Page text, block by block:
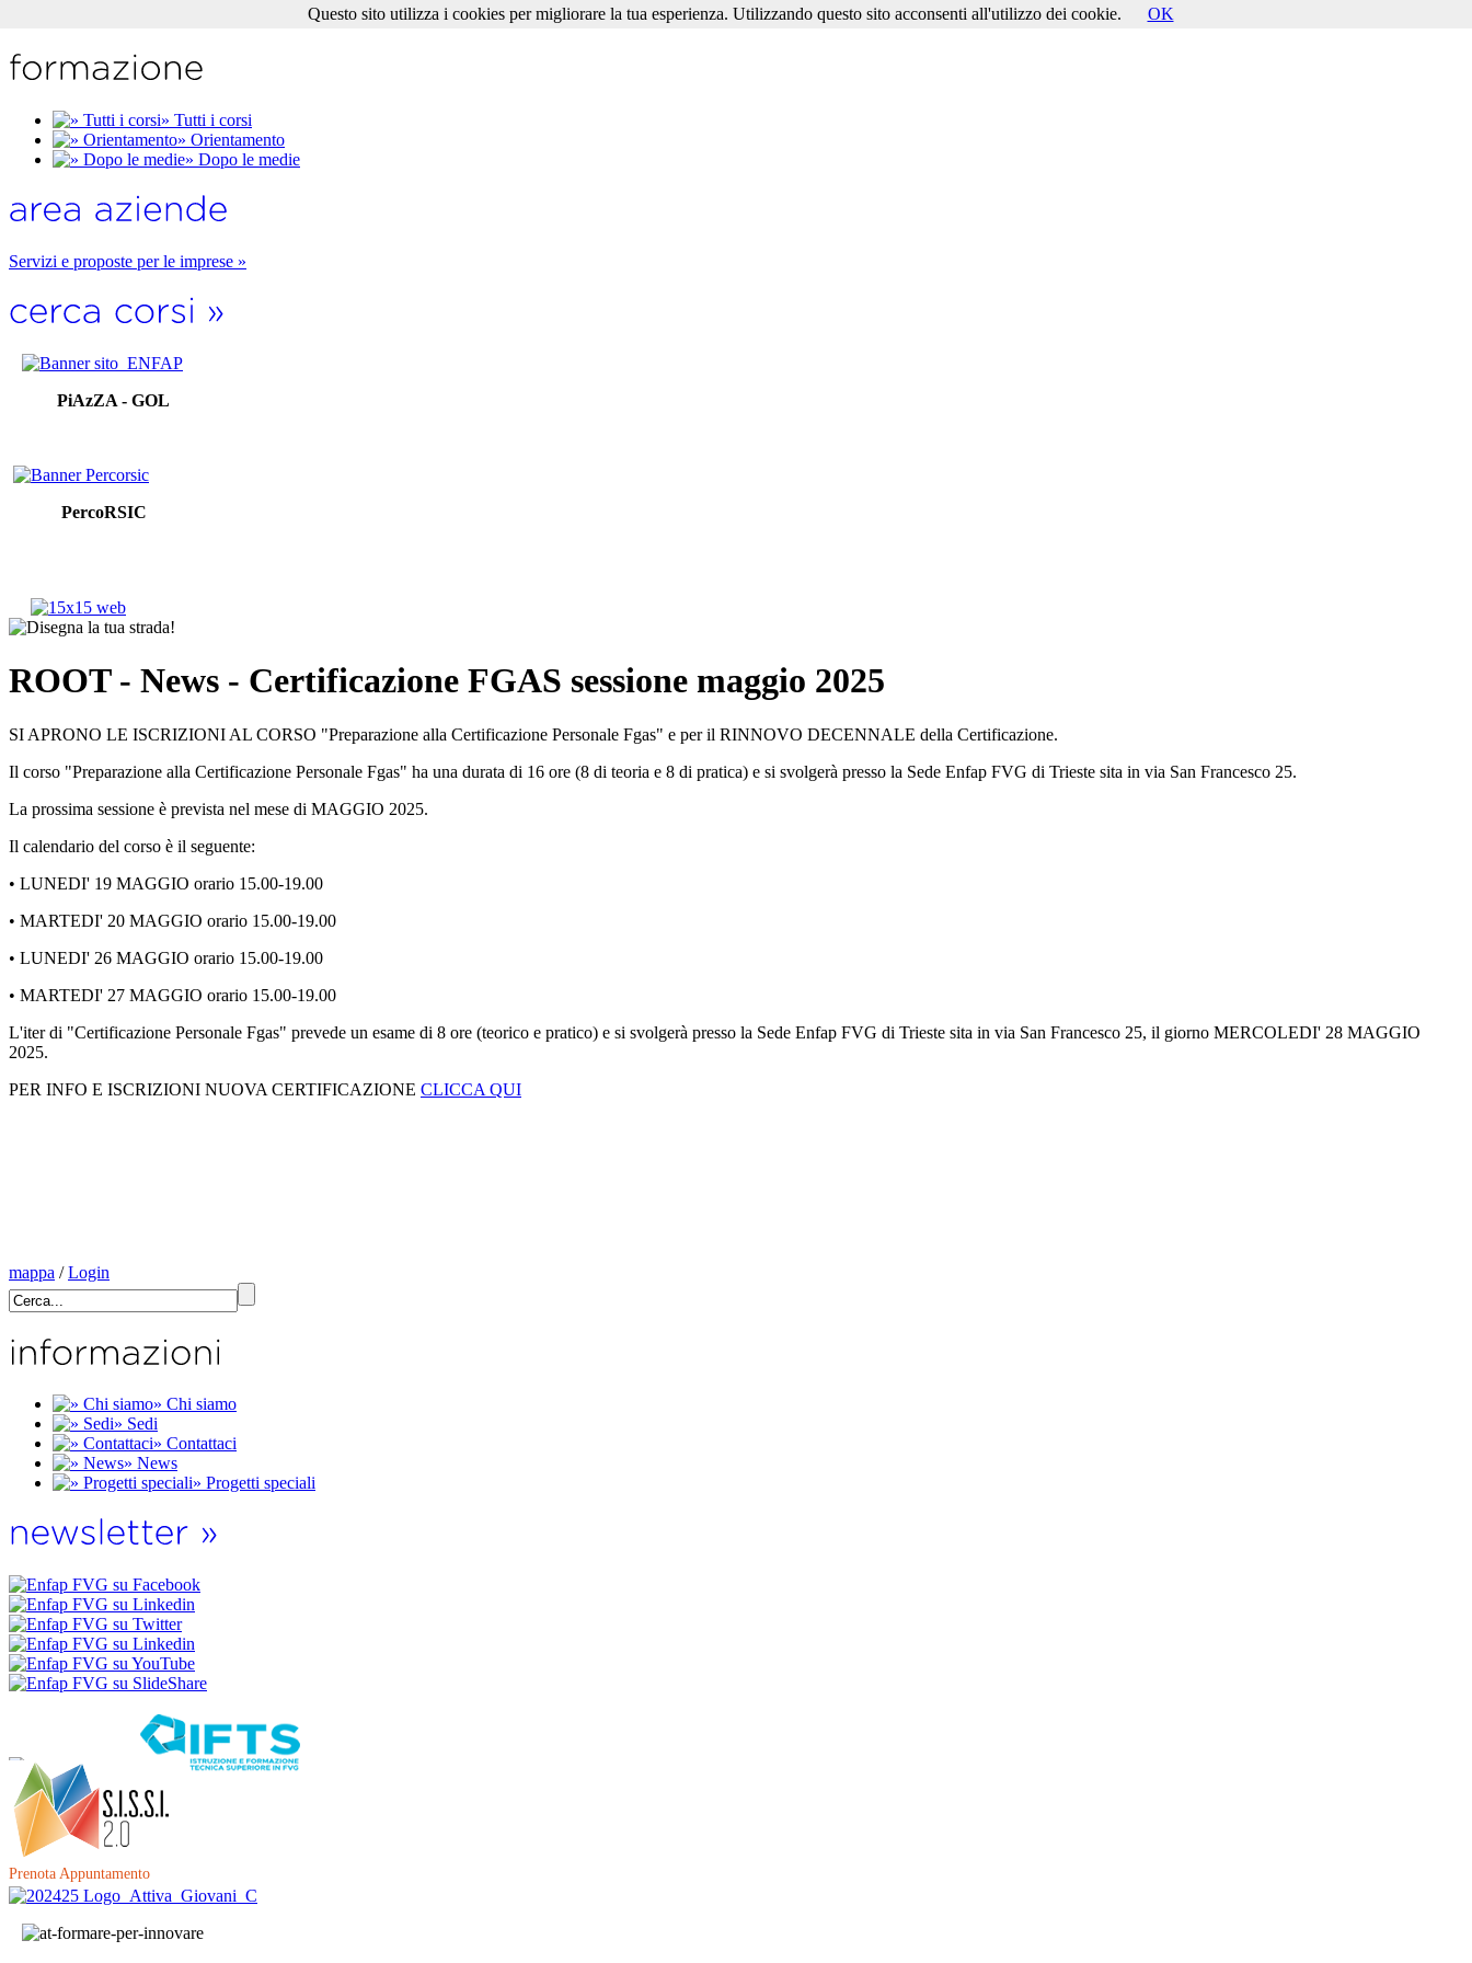
» Tutti i corsi
» Orientamento
» Dopo le medie
Servizi e proposte per le imprese »
PiAzZA - GOL
PercoRSIC
ROOT- News - Certificazione FGAS sessione maggio 2025
SI APRONO LE ISCRIZIONI AL CORSO "Preparazione alla Certificazione Personale Fgas" e per il RINNOVO DECENNALE della Certificazione.
Il corso "Preparazione alla Certificazione Personale Fgas" ha una durata di 16 ore (8 di teoria e 8 di pratica) e si svolgerà presso la Sede Enfap FVG di Trieste sita in via San Francesco 25.
La prossima sessione è prevista nel mese di MAGGIO 2025.
Il calendario del corso è il seguente:
• LUNEDI' 19 MAGGIO orario 15.00-19.00
• MARTEDI' 20 MAGGIO orario 15.00-19.00
• LUNEDI' 26 MAGGIO orario 15.00-19.00
• MARTEDI' 27 MAGGIO orario 15.00-19.00
L'iter di "Certificazione Personale Fgas" prevede un esame di 8 ore (teorico e pratico) e si svolgerà presso la Sede Enfap FVG di Trieste sita in via San Francesco 25, il giorno MERCOLEDI' 28 MAGGIO
2025.
PER INFO E ISCRIZIONI NUOVA CERTIFICAZIONE CLICCA QUI
mappa /Login
» Chi siamo
» Sedi
» Contattaci
» News
» Progetti speciali
Prenota Appuntamento
Questo sito utilizza i cookies per migliorare la tua esperienza. Utilizzando questo sito acconsenti all'utilizzo dei cookie. OK